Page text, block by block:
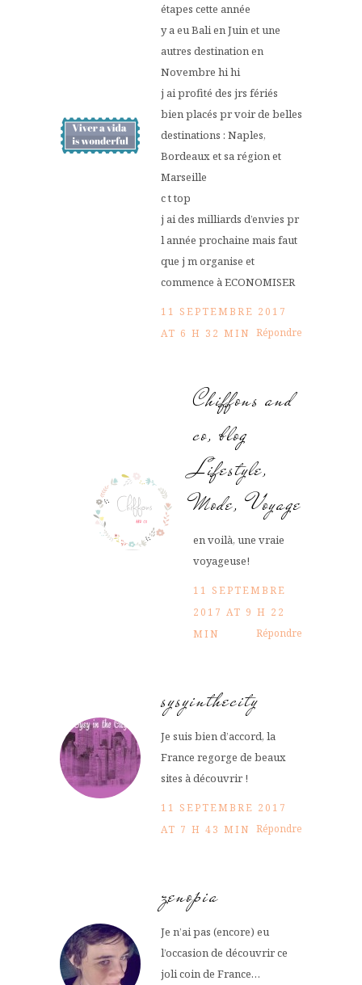
étapes cette année
y a eu Bali en Juin et une
autres destination en
Novembre hi hi
j ai profité des jrs fériés
bien placés pr voir de belles
destinations : Naples,
Bordeaux et sa région et
Marseille
c t top
j ai des milliards d’envies pr
l année prochaine mais faut
que j m organise et
commence à ECONOMISER
11 SEPTEMBRE 2017
AT 6 H 32 MIN Répondre
Chiffons and
co, blog
Lifestyle,
Mode, Voyage
en voilà, une vraie
voyageuse!
11 SEPTEMBRE
2017 AT 9 H 22
MIN
Répondre
sysyinthecity
Je suis bien d’accord, la
France regorge de beaux
sites à découvrir !
11 SEPTEMBRE 2017
AT 7 H 43 MIN Répondre
zenopia
Je n’ai pas (encore) eu
l’occasion de découvrir ce
joli coin de France…